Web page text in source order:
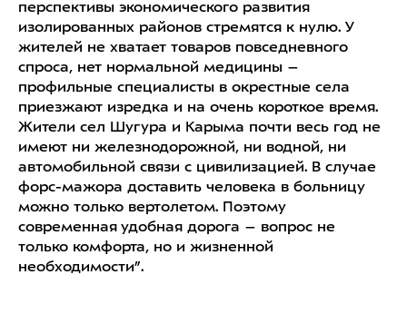
перспективы экономического развития
изолированных районов стремятся к нулю. У
жителей не хватает товаров повседневного
спроса, нет нормальной медицины –
профильные специалисты в окрестные села
приезжают изредка и на очень короткое время.
Жители сел Шугура и Карыма почти весь год не
имеют ни железнодорожной, ни водной, ни
автомобильной связи с цивилизацией. В случае
форс-мажора доставить человека в больницу
можно только вертолетом. Поэтому
современная удобная дорога – вопрос не
только комфорта, но и жизненной
необходимости”.